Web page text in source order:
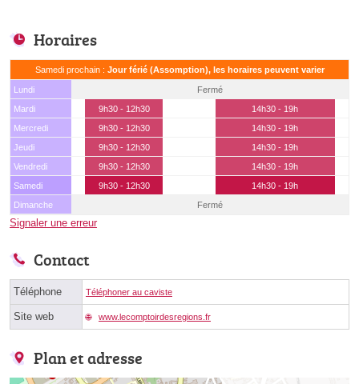
Horaires
Samedi prochain : Jour férié (Assomption), les horaires peuvent varier
Lundi
Fermé
Mardi
9h30 - 12h30
14h30 - 19h
Mercredi
9h30 - 12h30
14h30 - 19h
Jeudi
9h30 - 12h30
14h30 - 19h
Vendredi
9h30 - 12h30
14h30 - 19h
Samedi
9h30 - 12h30
14h30 - 19h
Dimanche
Fermé
Signaler une erreur
Contact
Téléphone Téléphoner au caviste
Site web www.lecomptoirdesregions.fr
Plan et adresse